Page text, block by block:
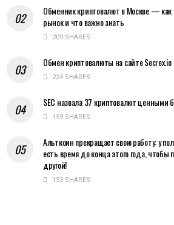
Обменник криптовалют в Москве — как
рынок и что важно знать
209 SHARES
Обмен криптовалюты на сайте Secrex.io
224 SHARES
SEC назвала 37 криптовалют ценными
159 SHARES
Альткоин прекращает свою работу: у
есть время до конца этого года, чтобы
другой!
153 SHARES